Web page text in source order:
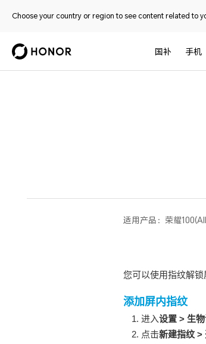
Choose your country or region to see content related to
国补 手机
适用产品：
您可以使用指纹解锁
添加屏内指纹
进入设置> 生
点击新建指纹>